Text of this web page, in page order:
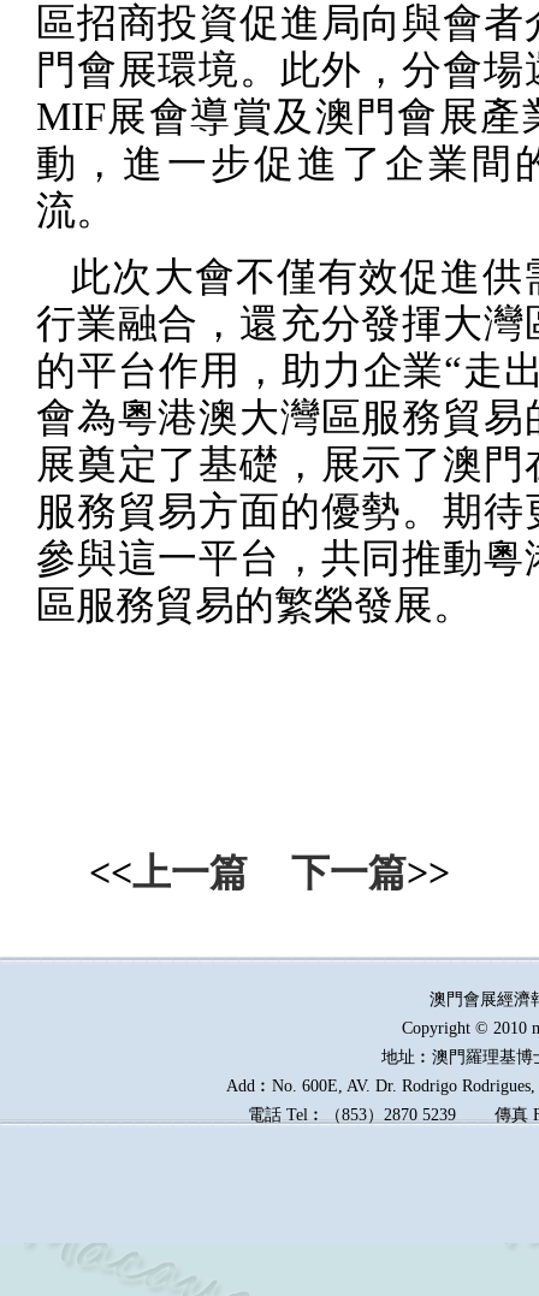
區招商投資促進局向與會者
門會展環境。此外，分會場
MIF展會導賞及澳門會展產
動，進一步促進了企業間
流。
此次大會不僅有效促進供
行業融合，還充分發揮大灣
的平台作用，助力企業“走
會為粵港澳大灣區服務貿易
展奠定了基礎，展示了澳門
服務貿易方面的優勢。期待
參與這一平台，共同推動粵
區服務貿易的繁榮發展。
<<上一篇 下一篇>>
澳門會展經
Copyright © 2010
地址︰澳門羅理基博
Add︰No. 600E, AV. Dr. Rodrigo
電話 Tel︰（853）2870 5239傳真